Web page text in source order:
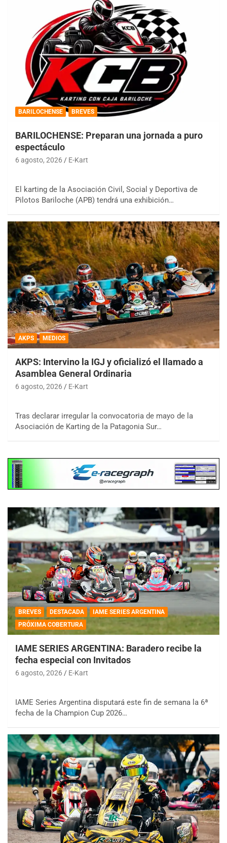
BARILOCHENSE BREVES
BARILOCHENSE: Preparan una jornada a puro
espectáculo
6 agosto, 2026 E-Kart
El karting de la Asociación Civil, Social y Deportiva de
Pilotos Bariloche (APB) tendrá una exhibición…
AKPS MEDIOS
AKPS: Intervino la IGJ y oficializó el llamado a
Asamblea General Ordinaria
6 agosto, 2026 E-Kart
Tras declarar irregular la convocatoria de mayo de la
Asociación de Karting de la Patagonia Sur…
BREVES DESTACADA
IAME SERIES ARGENTINA
PRÓXIMA COBERTURA
IAME SERIES ARGENTINA: Baradero recibe la
fecha especial con Invitados
6 agosto, 2026 E-Kart
IAME Series Argentina disputará este fin de semana la 6ª
fecha de la Champion Cup 2026…